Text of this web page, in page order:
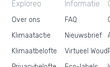
Exploreo
Over ons
Klimaatactie
Klimaatbelofte
Informatie
FAQ
Nieuwsbrief
Virtueel Woud